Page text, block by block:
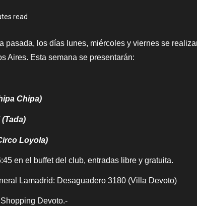
read
pasada, los días lunes, miércoles y viernes se
Aires. Esta semana se presentarán:
Chipa)
(Tada)
Loyola)
en el buffet del club, entradas libre y gratuita.
Lamadrid: Desaguadero 3180 (Villa Devoto)
Devoto.-